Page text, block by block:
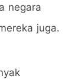
negara
juga.